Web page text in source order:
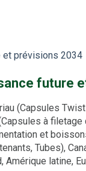
et prévisions 2034
future
(Capsules
à
et
Tubes),
latine,